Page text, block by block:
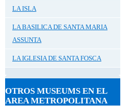
LA ISLA
LA BASILICA DE SANTA MARIA
ASSUNTA
LA IGLESIA DE SANTA FOSCA
OTROS MUSEUMS EN EL
AREA METROPOLITANA